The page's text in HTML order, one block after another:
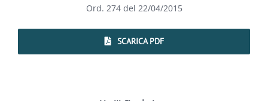
Ord. 274 del 22/04/2015
SCARICA PDF